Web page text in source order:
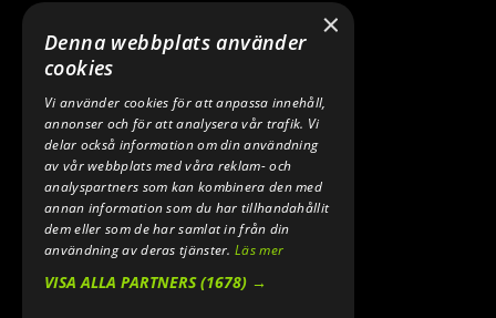
TELEFON:
0640 200 50
E-POST:
INFO@SPEEDSHOPEN.SE
ÅNGRA MITT KÖP
×
Denna webbplats använder
cookies
Vi använder cookies för att anpassa innehåll,
annonser och för att analysera vår trafik. Vi
delar också information om din användning
av vår webbplats med våra reklam- och
analyspartners som kan kombinera den med
annan information som du har tillhandahållit
dem eller som de har samlat in från din
användning av deras tjänster.Läs mer
VISA ALLA PARTNERS(1678) →